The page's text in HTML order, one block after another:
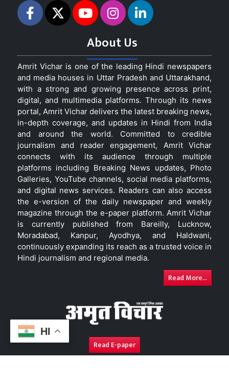
HI
About Us
Amrit Vichar is one of the leading Hindi newspapers
and media houses in Uttar Pradesh and Uttarakhand,
with a strong and growing presence across print,
digital, and multimedia platforms. Through its news
portal, Amrit Vichar delivers the latest breaking news,
in-depth coverage, and updates in Hindi from India
and around the world. Committed to credible
journalism and reader engagement, Amrit Vichar
connects with its audience through multiple
platforms including Breaking News updates, Photo
Galleries, YouTube channels, social media platforms,
and digital news services. Readers can also access
the e-version of the daily newspaper and weekly
magazine through the e-paper platform. Amrit Vichar
is currently published from Bareilly, Lucknow,
Moradabad, Kanpur, Ayodhya, and Haldwani,
continuously expanding its reach as a trusted voice in
Hindi journalism and regional media.
Read More...
Read E-paper